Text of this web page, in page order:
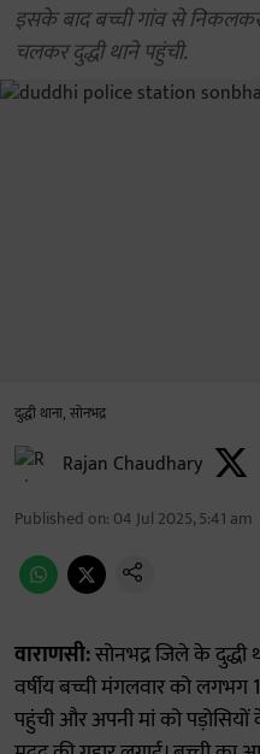
इसके बाद बच्ची गांव से
चलकर दुद्धी थाने पहुंची.
दुद्धी थाना, सोनभद्र
Rajan Chaudhary
Published on: 04 Jul 2025, 5:41 am
वाराणसी:सोनभद्र जिले के दुद्धी
वर्षीय बच्ची मंगलवार को
पहुंची और अपनी मां को